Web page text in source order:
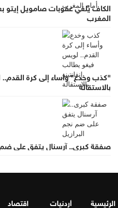
الكاف يُلغي عقوبات صامويل إيتو
المغرب
"كذب وخدع" وأساء إلى كرة القدم..
بالاستقالة
صفقة كبرى.. آرسنال يتفق على ضم
الرئيسية أردنيات اقتصاد